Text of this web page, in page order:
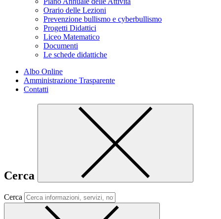
Orario delle Lezioni
Prevenzione bullismo e cyberbullismo
Progetti Didattici
Liceo Matematico
Documenti
Le schede didattiche
Albo Online
Amministrazione Trasparente
Contatti
Cerca
Cerca